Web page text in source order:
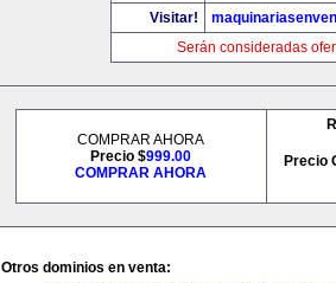
Visitar!
Serán consideradas
COMPRAR AHORA
Precio $999.00
COMPRAR AHORA
Precio
Otros dominios en venta: